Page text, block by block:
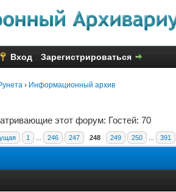
Вход Зарегистрироваться
› Информационный архив
этот форум: Гостей: 70
1 246 247 248 249 250 391